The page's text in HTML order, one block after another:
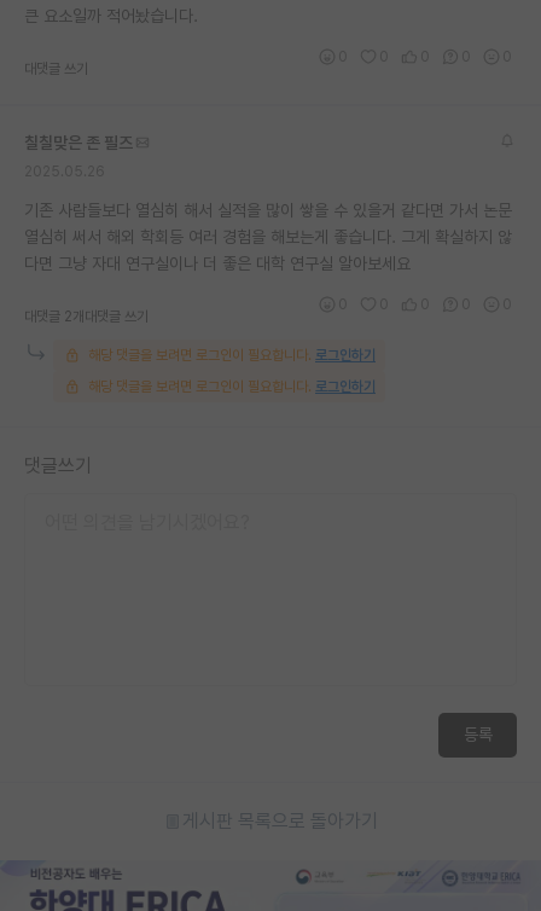
큰 요소일까 적어놨습니다.
대댓글 쓰기
칠칠맞은 존 필즈
기존 사람들보다 열심히 해서 실적을 많이 쌓을 수 있을거 같다면 가서 논문
열심히 써서 해외 학회등 여러 경험을 해보는게 좋습니다. 그게 확실하지 않
다면 그냥 자대 연구실이나 더 좋은 대학 연구실 알아보세요
대댓글 2개 대댓글 쓰기
해당 댓글을 보려면 로그인이 필요합니다. 로그인하기
해당 댓글을 보려면 로그인이 필요합니다. 로그인하기
댓글쓰기
등록
게시판 목록으로 돌아가기